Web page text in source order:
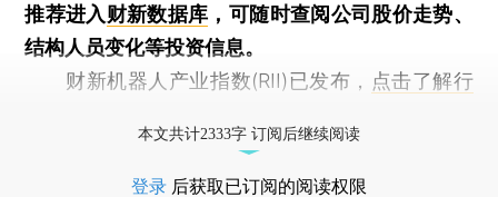
推荐进入财新数据库 ，可随时查阅公司股价走势、
结构人员变化等投资信息。
财新机器人产业指数(RII)已发布， 点击了解行
本文共计2333字 订阅后继续阅读
登录 后获取已订阅的阅读权限